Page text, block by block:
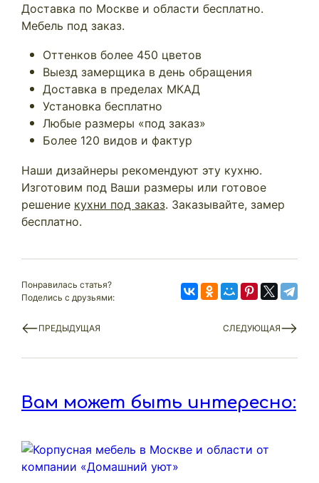
Доставка по Москве и области бесплатно.
Мебель под заказ.
Оттенков более 450 цветов
Выезд замерщика в день обращения
Доставка в пределах МКАД
Установка бесплатно
Любые размеры «под заказ»
Более 120 видов и фактур
Наши дизайнеры рекомендуют эту кухню.
Изготовим под Ваши размеры или готовое
решение кухни под заказ. Заказывайте, замер
бесплатно.
Понравилась статья?
Поделись с друзьями:
ПРЕДЫДУЩАЯ СЛЕДУЮЩАЯ
Вам может быть интересно: